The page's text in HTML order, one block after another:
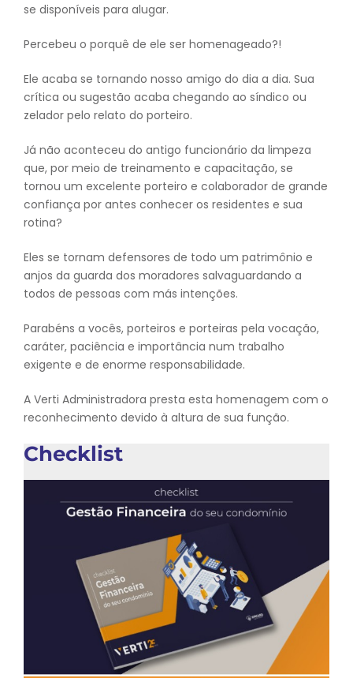
se disponíveis para alugar.
Percebeu o porquê de ele ser homenageado?!
Ele acaba se tornando nosso amigo do dia a dia. Sua
crítica ou sugestão acaba chegando ao síndico ou
zelador pelo relato do porteiro.
Já não aconteceu do antigo funcionário da limpeza
que, por meio de treinamento e capacitação, se
tornou um excelente porteiro e colaborador de grande
confiança por antes conhecer os residentes e sua
rotina?
Eles se tornam defensores de todo um patrimônio e
anjos da guarda dos moradores salvaguardando a
todos de pessoas com más intenções.
Parabéns a vocês, porteiros e porteiras pela vocação,
caráter, paciência e importância num trabalho
exigente e de enorme responsabilidade.
A Verti Administradora presta esta homenagem com o
reconhecimento devido à altura de sua função.
Checklist